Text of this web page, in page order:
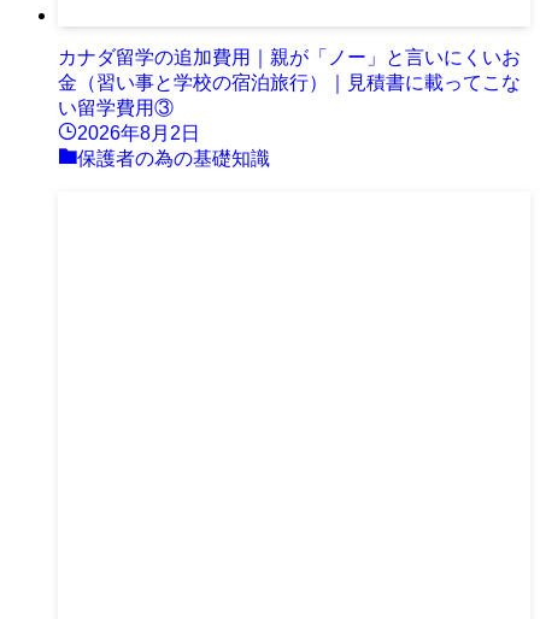
カナダ留学の追加費用｜親が「ノー」と言いにくいお
金（習い事と学校の宿泊旅行）｜見積書に載ってこな
い留学費用③
2026年8月2日
保護者の為の基礎知識